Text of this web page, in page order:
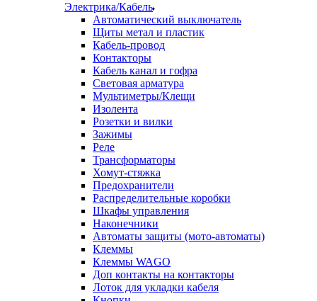
Электрика/Кабель
Автоматический выключатель
Щиты метал и пластик
Кабель-провод
Контакторы
Кабель канал и гофра
Световая арматура
Мультиметры/Клещи
Изолента
Розетки и вилки
Зажимы
Реле
Трансформаторы
Хомут-стяжка
Предохранители
Распределительные коробки
Шкафы управления
Наконечники
Автоматы защиты (мото-автоматы)
Клеммы
Клеммы WAGO
Доп контакты на контакторы
Лоток для укладки кабеля